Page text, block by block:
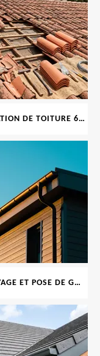
RÉPARATION DE TOITURE 69 RHONE, TUILES CASSÉES OU ABIMÉES
NETTOYAGE ET POSE DE GOUTTIÈRE 69